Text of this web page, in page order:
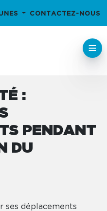
CONTACTEZ-NOUS
:
PENDANT
DU
ses déplacements